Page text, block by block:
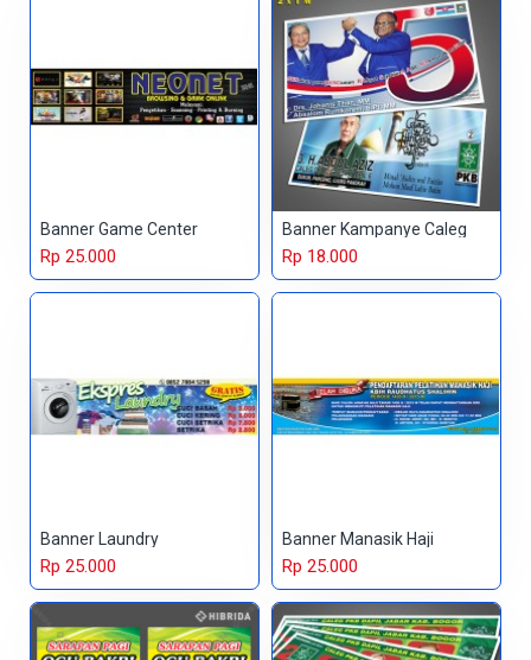
Banner Game Center
Rp 25.000
Banner Kampanye Caleg
Rp 18.000
Banner Laundry
Rp 25.000
Banner Manasik Haji
Rp 25.000